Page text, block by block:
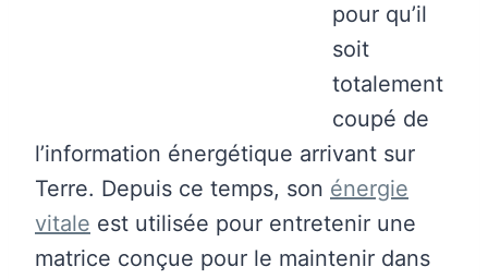
pour qu’il
soit
totalement
coupé de
l’information énergétique arrivant sur
Terre. Depuis ce temps, son énergie
vitale est utilisée pour entretenir une
matrice conçue pour le maintenir dans